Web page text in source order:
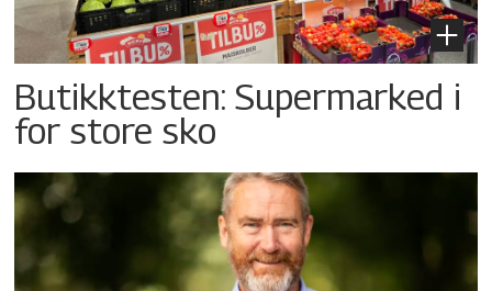
Butikktesten: Supermarked i
for store sko